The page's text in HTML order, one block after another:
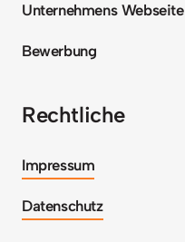
Unternehmens Webseite
Bewerbung
Rechtliche
Impressum
Datenschutz